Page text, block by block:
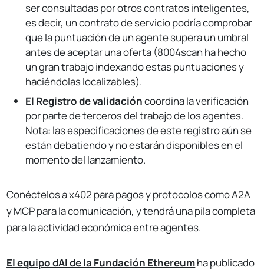
ser consultadas por otros contratos inteligentes,
es decir, un contrato de servicio podría comprobar
que la puntuación de un agente supera un umbral
antes de aceptar una oferta (8004scan ha hecho
un gran trabajo indexando estas puntuaciones y
haciéndolas localizables).
El Registro de validacióncoordina la verificación
por parte de terceros del trabajo de los agentes.
Nota: las especificaciones de este registro aún se
están debatiendo y no estarán disponibles en el
momento del lanzamiento.
Conéctelos a x402 para pagos y protocolos como A2A
y MCP para la comunicación, y tendrá una pila completa
para la actividad económica entre agentes.
El equipo dAI de la Fundación Ethereumha publicado